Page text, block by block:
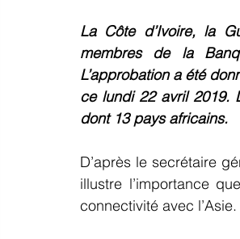
La Côte d’Ivoire, la
membres de la
L’approbation a été
ce lundi 22 avril 2019.
dont 13 pays africains.
D’après le secrétaire
illustre l’importance
connectivité avec l’Asie.